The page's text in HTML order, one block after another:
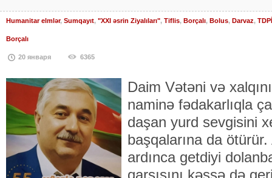
Humanitar elmlər, Sumqayıt, "XXI əsrin Ziyalıları", Tiflis, Borçalı, Bolus, Darvaz,
Borçalı
20 января 6365
Daim Vətəni və
naminə fədakarlıqla
daşan yurd sevgisini
başqalarına da
ardınca getdiyi